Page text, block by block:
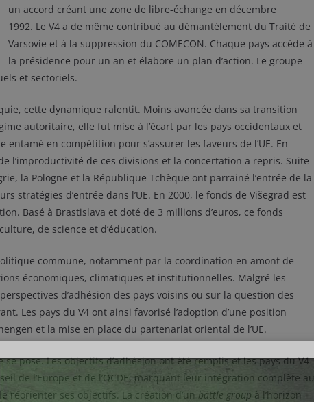
un accord créant une zone de libre-échange en décembre
1992. Le V4 a de même contribué au démantèlement du Traité de
Varsovie et à la suppression du COMECON. Chaque pays accède à
la présidence pour un an et élabore un plan d’action. Le groupe
et sectoriels.
cette dynamique ralentit. Moins avancée dans sa transition
autoritaire, elle fut mise à l’écart par les pays occidentaux et
en compétition pour s’assurer les faveurs de l’UE. En
l’improductivité de ces divisions et la concertation a repris. Suite
la Pologne et la République Tchèque ont parrainé l’entrée de la
stratégies d’entrée dans l’UE. En 2000, le fonds de Višegrad est
Basé à Brastislava et doté de 3 millions d’euros, ce fonds
de science et d’éducation.
commune, notamment par la coordination en amont de
économiques, climatiques et institutionnelles. Malgré les
d’adhésion des pays voisins ou sur la question des
Les pays du V4 ont ainsi favorisé l’adoption d’une position
et la mise en place du partenariat oriental de l’UE.
pose. Les objectifs d’adhésion ont été remplis et les pays du V4
de l’Europe et de l’OCDE, marquant leur intégration complète au
réorienter ses objectifs. La création d’un battle group à l’horizon